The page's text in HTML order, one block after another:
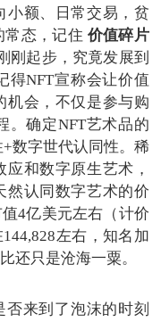
小额、日常交易，贫
常态，记住 价值碎片
刚起步，究竟发展到
得NFT宣称会让价值
机会，不仅是参与购
。确定NFT艺术品的
数字世代认同性。稀
和数字原生艺术，
然认同数字艺术的价
4亿美元左右（计价
左右，知名加
还只是沧海一粟。
否来到了泡沫的时刻